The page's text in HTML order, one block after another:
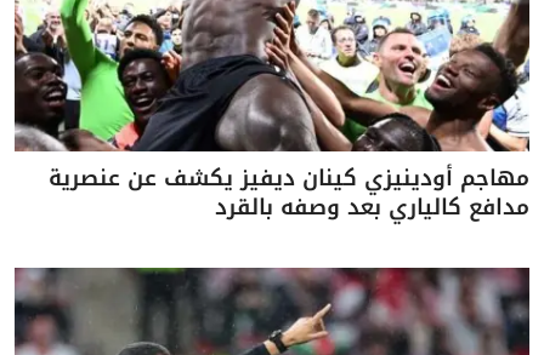
مهاجم أودينيزي كينان ديفيز يكشف عن عنصرية
مدافع كالياري بعد وصفه بالقرد